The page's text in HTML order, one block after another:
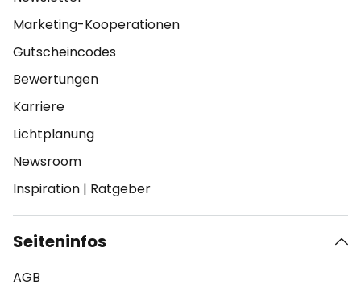
Marketing-Kooperationen
Gutscheincodes
Bewertungen
Karriere
Lichtplanung
Newsroom
Inspiration | Ratgeber
Seiteninfos
AGB